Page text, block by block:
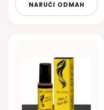
NARUČI ODMAH